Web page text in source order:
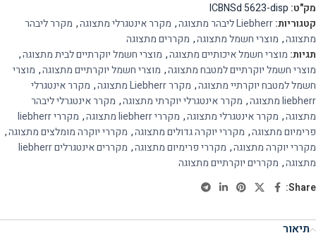
מק"ט: ICBNSd 5623-disp
קטגוריות:Liebherr ליבהר מתצוגה , מקרר אינטגרלי מתצוגה, מקרר ליבהר
מתצוגה, מוצרי חשמל מתצוגה, מקררים מתצוגה
תגיות: מוצרי חשמל איכותיים מתצוגה, מוצרי חשמל יוקרתיים לבית מתצוגה,
מוצרי חשמל יוקרתיים למטבח מתצוגה, מוצרי חשמל יוקרתיים מתצוגה, מוצרי
חשמל למטבח יוקרתיי מתצוגה, מקרר Liebherr מתצוגה , מקרר אינטגרלי
liebherr מתצוגה
, מקרר אינטגרלי יוקרתי מתצוגה, מקרר אינטגרלי ליבהר
מתצוגה, מקרר אינטגרלי מתצוגה, מקררי liebherr מתצוגה ,
מקררי liebherr
פרימיום מתצוגה, מקררי יוקרה גדולים מתצוגה, מקררי יוקרה מומלצים מתצוגה,
מקררי יוקרה מתצוגה, מקררי פרימיום מתצוגה,
מקררים אינטגרלים liebherr
מתצוגה, מקררים יוקרתיים מתצוגה
Share:
תיאור